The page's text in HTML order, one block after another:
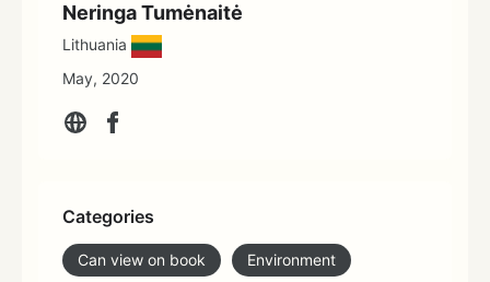
Neringa Tumėnaitė
Lithuania
May, 2020
Categories
Can view on book Environment